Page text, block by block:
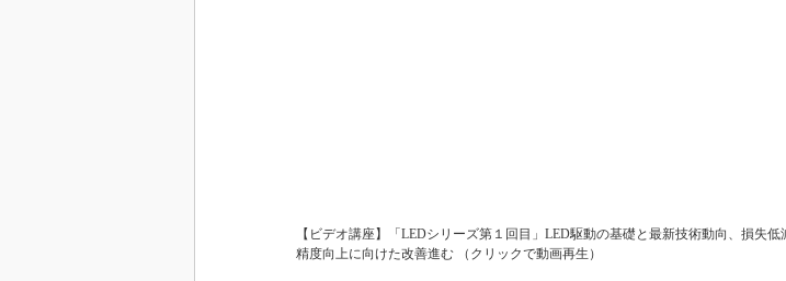
【ビデオ講座】「LEDシリーズ第１回目」LED駆動の基礎と最新技術動向、損失低
精度向上に向けた改善進む （クリックで動画再生）